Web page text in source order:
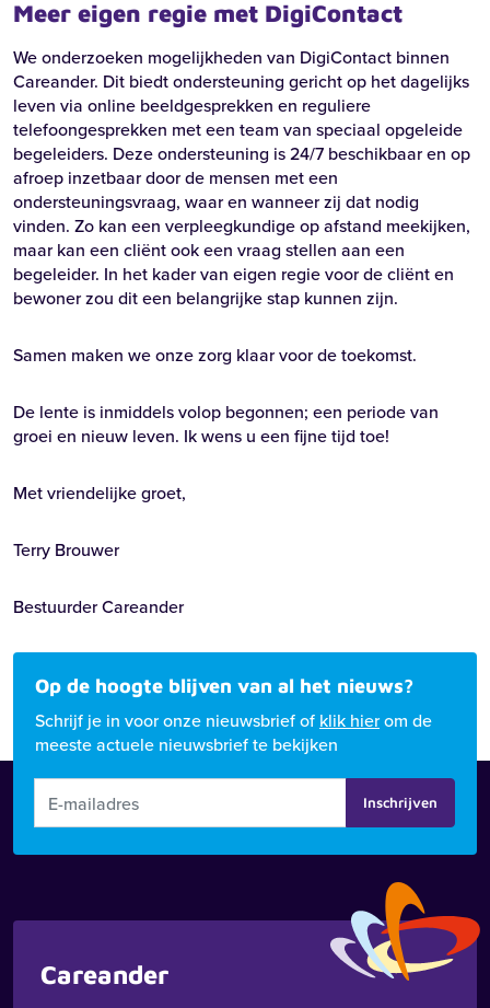
Meer eigen regie met DigiContact
We onderzoeken mogelijkheden van DigiContact binnen
Careander. Dit biedt ondersteuning gericht op het dagelijks
leven via online beeldgesprekken en reguliere
telefoongesprekken met een team van speciaal opgeleide
begeleiders. Deze ondersteuning is 24/7 beschikbaar en op
afroep inzetbaar door de mensen met een
ondersteuningsvraag, waar en wanneer zij dat nodig
vinden. Zo kan een verpleegkundige op afstand meekijken,
maar kan een cliënt ook een vraag stellen aan een
begeleider. In het kader van eigen regie voor de cliënt en
bewoner zou dit een belangrijke stap kunnen zijn.
Samen maken we onze zorg klaar voor de toekomst.
De lente is inmiddels volop begonnen; een periode van
groei en nieuw leven. Ik wens u een fijne tijd toe!
Met vriendelijke groet,
Terry Brouwer
Bestuurder Careander
Op de hoogte blijven van al het nieuws?
Schrijf je in voor onze nieuwsbrief of klik hierom de
meeste actuele nieuwsbrief te bekijken
Inschrijven
Careander
Zoeken